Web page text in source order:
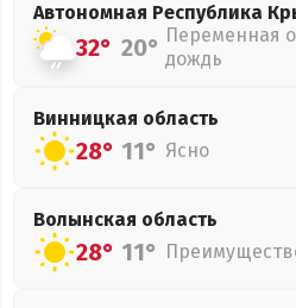
Автономная Республика
32° 20° Переменная
дождь
Винницкая область
28° 11° Ясно
Волынская область
28° 11°